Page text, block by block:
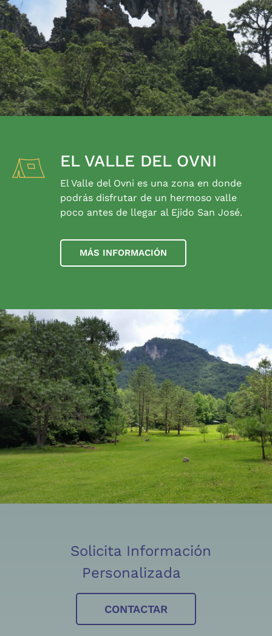
EL VALLE DEL OVNI
El Valle del Ovni es una zona en donde
podrás disfrutar de un hermoso valle
poco antes de llegar al Ejido San José.
MÁS INFORMACIÓN
Solicita Información
Personalizada
CONTACTAR